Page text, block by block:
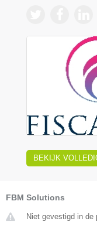
BEKIJK
FBM Solutions
Niet gevestigd in de